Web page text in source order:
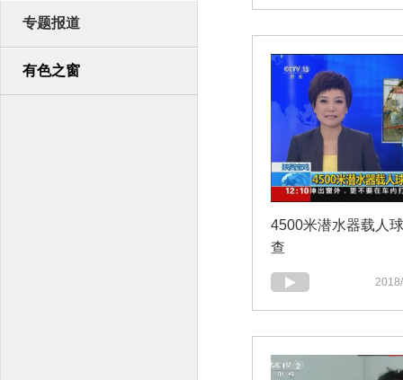
专题报道
有色之窗
4500米潜水器载人
查